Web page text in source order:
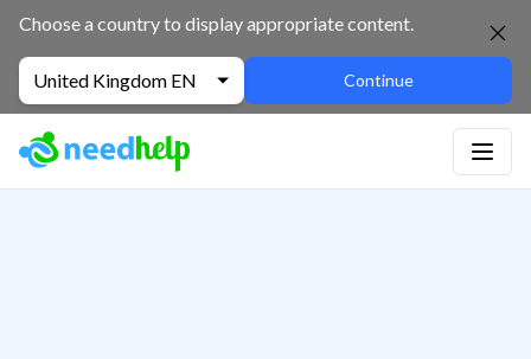
Choose a country to display appropriate content.
United Kingdom EN Continue